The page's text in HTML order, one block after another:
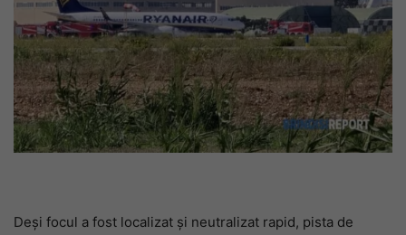
Deși focul a fost localizat și neutralizat rapid, pista de